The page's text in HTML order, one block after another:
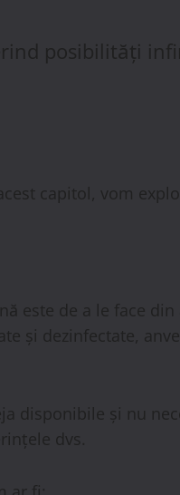
posibilități
capitol, vom
este de a le face din
și dezinfectate,
disponibile și nu
dvs.